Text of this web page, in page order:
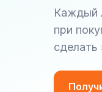
Каждый
при